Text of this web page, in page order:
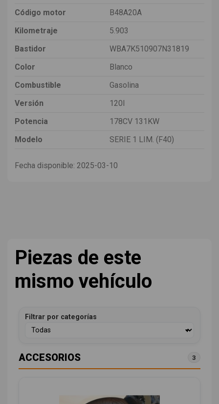
Código motor
B48A20A
Kilometraje
5.903
Bastidor
WBA7K510907N31819
Color
Blanco
Combustible
Gasolina
Versión
120I
Potencia
178CV 131KW
Modelo
SERIE 1 LIM. (F40)
Fecha disponible: 2025-03-10
Piezas de este
mismo vehículo
Filtrar por categorías
ACCESORIOS 3